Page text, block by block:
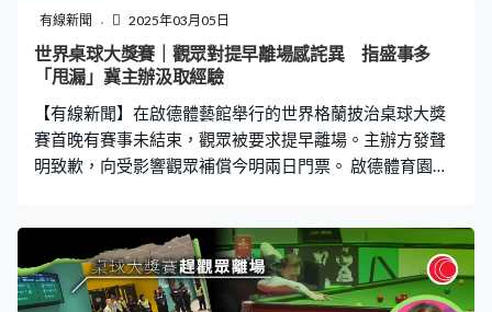
有線新聞 2025年03月05日
世界桌球大獎賽｜觀眾對提早離場感詫異 指盛事多
「甩漏」冀主辦汲取經驗
【有線新聞】在啟德體藝館舉行的世界格蘭披治桌球大獎
賽首晚有賽事未結束，觀眾被要求提早離場。主辦方發聲
明致歉，向受影響觀眾補償今明兩日門票。 啟德體育園正
約晚上11時許，屏幕突然出現要求觀眾午夜前提早離場的
告示，大批保安驅趕觀眾離開。有觀眾對安排感到詫異，
又形容今次是外行人做內行事。觀眾Patrick：「他們都沒